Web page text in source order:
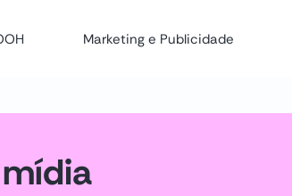
Marketing e Publicidade